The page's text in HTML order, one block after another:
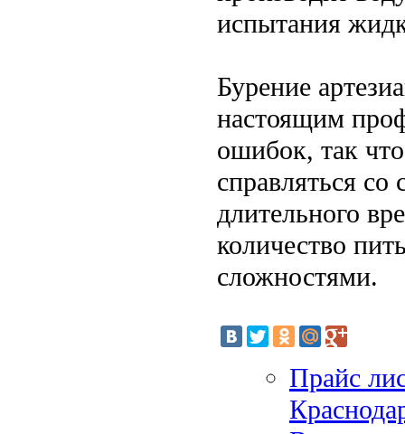
испытания
Бурение
настоящим
ошибок, так
справляться со
длительного
количество
сложностями.
Прайс